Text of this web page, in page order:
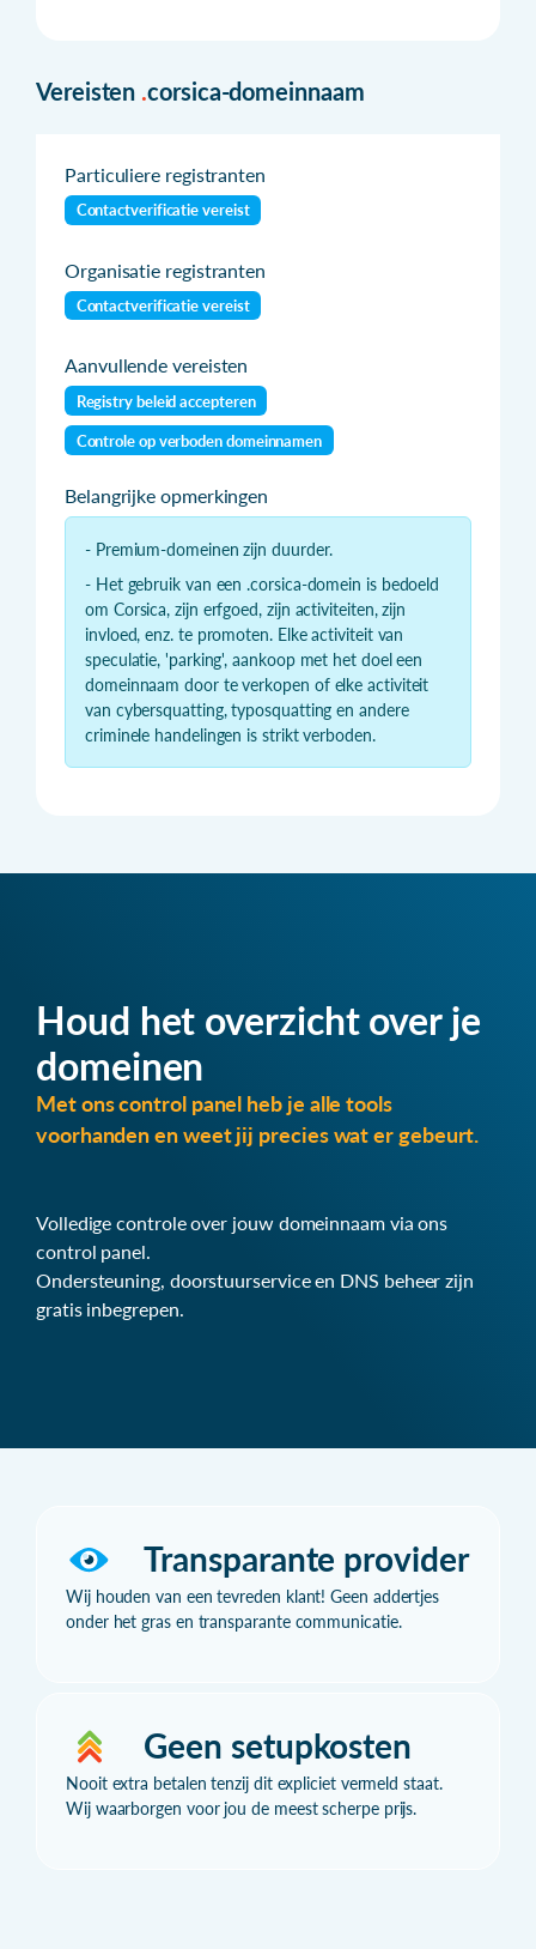
Vereisten .corsica-domeinnaam
Particuliere registranten
Contactverificatie vereist
Organisatie registranten
Contactverificatie vereist
Aanvullende vereisten
Registry beleid accepteren
Controle op verboden domeinnamen
Belangrijke opmerkingen
- Premium-domeinen zijn duurder.
- Het gebruik van een .corsica-domein is bedoeld
om Corsica, zijn erfgoed, zijn activiteiten, zijn
invloed, enz. te promoten. Elke activiteit van
speculatie, 'parking', aankoop met het doel een
domeinnaam door te verkopen of elke activiteit
van cybersquatting, typosquatting en andere
criminele handelingen is strikt verboden.
Houd het overzicht over je
domeinen
Met ons control panel heb je alle tools
voorhanden en weet jij precies wat er gebeurt.
Volledige controle over jouw domeinnaam via ons
control panel.
Ondersteuning, doorstuurservice en DNS beheer zijn
gratis inbegrepen.
Transparante provider
Wij houden van een tevreden klant! Geen addertjes
onder het gras en transparante communicatie.
Geen setupkosten
Nooit extra betalen tenzij dit expliciet vermeld staat.
Wij waarborgen voor jou de meest scherpe prijs.